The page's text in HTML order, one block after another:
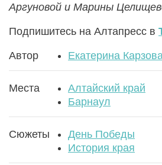
Аргуновой и Марины
Подпишитесь на Алтапресс в
Автор Екатерина Карзова
Места
Алтайский край
Барнаул
Сюжеты
День Победы
История края